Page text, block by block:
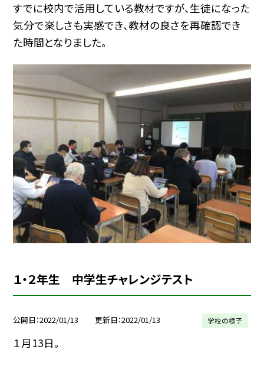
すでに校内で活用している教材ですが、生徒になった
気分で楽しさも実感でき、教材の良さを再確認でき
た時間となりました。
１・２年生 中学生チャレンジテスト
公開日 2022/01/13 更新日 2022/01/13 学校の様子
１月13日。